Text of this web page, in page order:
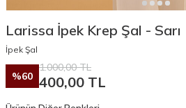
Larissa İpek Krep Şal - Sarı
İpek Şal
%60
1.000,00TL
400,00 TL